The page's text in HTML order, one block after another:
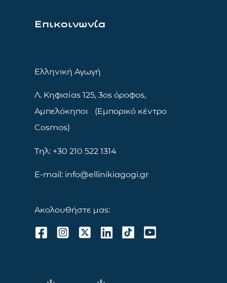
Επικοινωνία
Ελληνική Αγωγή
Λ. Κηφισίας 125, 3ος όροφος,
Αμπελόκηποι (Εμπορικό κέντρο
Cosmos)
Τηλ: +30 210 522 1314
E-mail: info@ellinikiagogi.gr
Ακολουθήστε μας: